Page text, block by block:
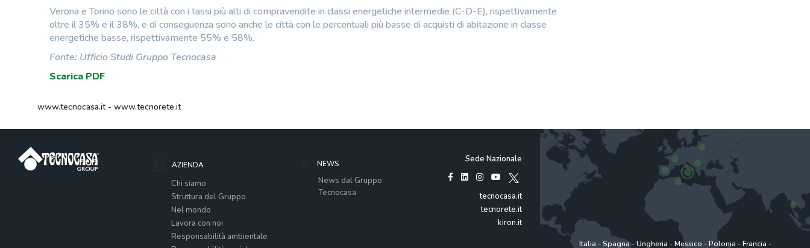
Verona e Torino sono le città con i tassi più alti di compravendite in classi energetiche intermedie (C-D-E), rispettivamente
oltre il 35% e il 38%, e di conseguenza sono anche le città con le percentuali più basse di acquisti di abitazione in classe
energetiche basse, rispettivamente 55% e 58%.
Fonte: Ufficio Studi Gruppo Tecnocasa
Scarica PDF
www.tecnocasa.it- www.tecnorete.it
AZIENDA
Chi siamo
Struttura del Gruppo
Nel mondo
Lavora con noi
Responsabilità ambientale
NEWS
News dal Gruppo
Tecnocasa
Sede Nazionale
tecnocasa.it
tecnorete.it
kiron.it
Italia -Spagna-Ungheria -Messico -Polonia -Francia -